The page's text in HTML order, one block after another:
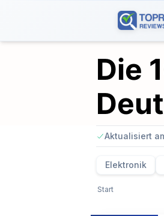
Die
Aktualisiert
Elektronik
Start